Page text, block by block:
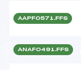
AAPF0571.FFS
ANAF0491.FFS